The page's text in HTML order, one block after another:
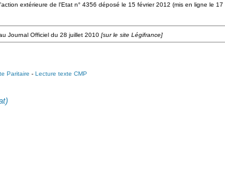
extérieure de l'Etat n° 4356 déposé le 15 février 2012 (mis en ligne le
Journal Officiel du 28 juillet 2010 [sur le site Légifrance]
Paritaire - Lecture texte CMP